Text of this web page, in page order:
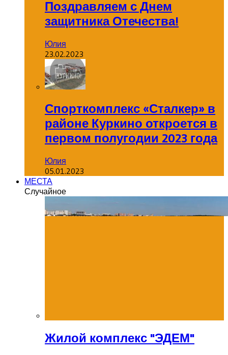
Поздравляем с Днем
защитника Отечества!
Юлия
23.02.2023
Спорткомплекс «Сталкер» в
районе Куркино откроется в
первом полугодии 2023 года
Юлия
05.01.2023
МЕСТА
Случайное
Жилой комплекс "ЭДЕМ"